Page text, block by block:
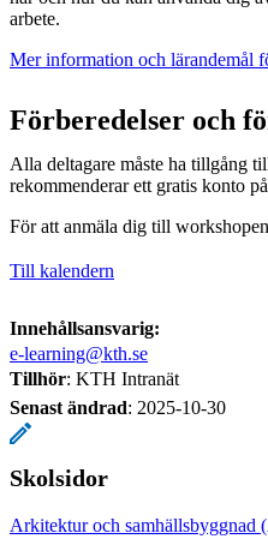
arbete. ​
Mer information och lärandemål
Förberedelser och
Alla deltagare måste ha tillgång
rekommenderar ett gratis konto på
För att anmäla dig till
Till kalendern
Innehållsansvarig:
e-learning@kth.se
Tillhör: KTH Intranät
Senast ändrad: 2025-10-30
Skolsidor
Arkitektur och samhällsbyggnad